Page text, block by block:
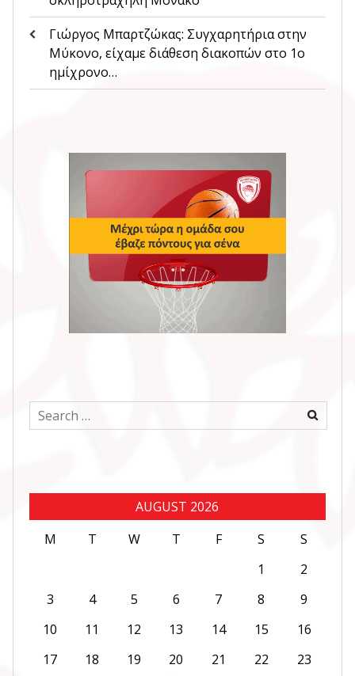
Γιώργος Μπαρτζώκας: Συγχαρητήρια στην
Μύκονο, είχαμε διάθεση διακοπών στο 1ο
ημίχρονο…
Search
for:
AUGUST 2026
M
T W T F S
S
1
2
3
4 5 6 7 8
9
10
11 12 13 14 15
16
17
18 19 20 21 22
23